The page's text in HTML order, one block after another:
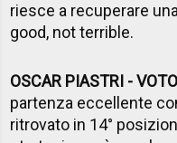
riesce a recuperare
good, not terrible.
OSCAR PIASTRI -
partenza eccellente
ritrovato in 14°